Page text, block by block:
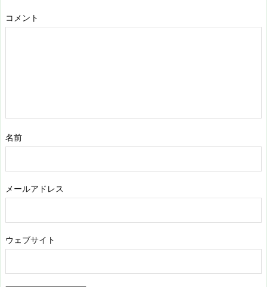
コメント
名前
メールアドレス
ウェブサイト